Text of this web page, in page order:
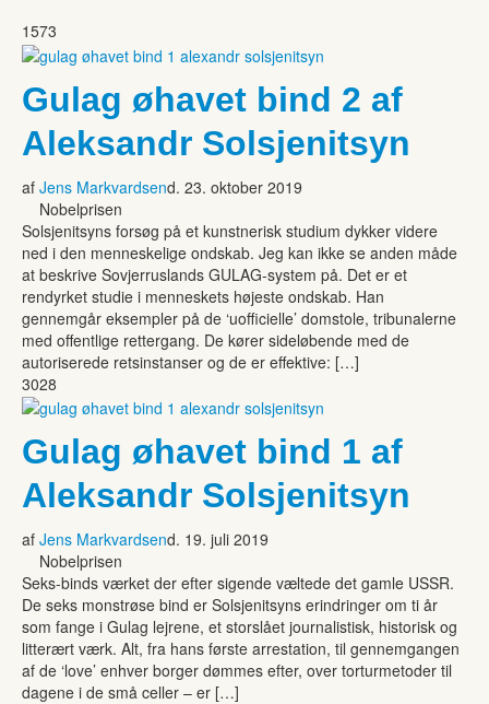
1573
Gulag øhavet bind 2 af
Aleksandr Solsjenitsyn
af Jens Markvardsend. 23. oktober 2019
Nobelprisen
Solsjenitsyns forsøg på et kunstnerisk studium dykker videre
ned i den menneskelige ondskab. Jeg kan ikke se anden måde
at beskrive Sovjerruslands GULAG-system på. Det er et
rendyrket studie i menneskets højeste ondskab. Han
gennemgår eksempler på de ‘uofficielle’ domstole, tribunalerne
med offentlige rettergang. De kører sideløbende med de
autoriserede retsinstanser og de er effektive: […]
3028
Gulag øhavet bind 1 af
Aleksandr Solsjenitsyn
af Jens Markvardsend. 19. juli 2019
Nobelprisen
Seks-binds værket der efter sigende væltede det gamle USSR.
De seks monstrøse bind er Solsjenitsyns erindringer om ti år
som fange i Gulag lejrene, et storslået journalistisk, historisk og
litterært værk. Alt, fra hans første arrestation, til gennemgangen
af de ‘love’ enhver borger dømmes efter, over torturmetoder til
dagene i de små celler – er […]